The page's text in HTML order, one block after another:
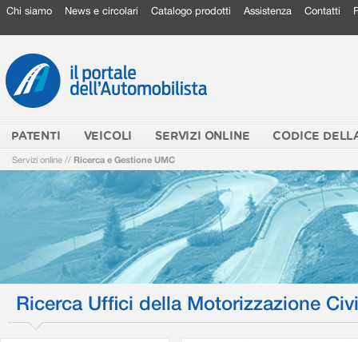
Chi siamo News e circolari Catalogo prodotti Assistenza Contatti
PATENTI VEICOLI SERVIZI ONLINE CODICE
Servizi online // Ricerca e Gestione UMC
Ricerca Uffici della Motorizzazione